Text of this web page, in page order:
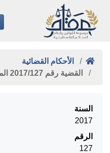
الأحكام القضائية
القضية رقم ‎127‏/‎2017‏ المنعقدة …
السنة
2017
الرقم
127